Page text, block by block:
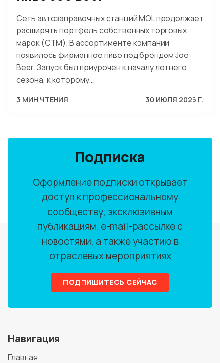
Сеть автозаправочных станций MOL продолжает
расширять портфель собственных торговых
марок (СТМ). В ассортименте компании
появилось фирменное пиво под брендом Joe
Beer. Запуск был приурочен к началу летнего
сезона, к которому…
3 МИН ЧТЕНИЯ 30 ИЮЛЯ 2026 Г.
Подписка
Оформление подписки открывает
доступ к профессиональному
сообществу, эксклюзивным
публикациям, e-mail-рассылке с
новостями, а также участию в
отраслевых мероприятиях
ПОДПИШИТЕСЬ СЕЙЧАС
Навигация
Главная